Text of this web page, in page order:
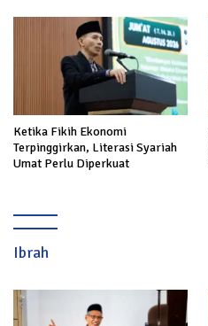
Ketika Fikih Ekonomi
Terpinggirkan, Literasi Syariah
Umat Perlu Diperkuat
Ibrah